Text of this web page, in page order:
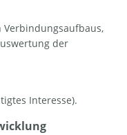
der
Interesse).